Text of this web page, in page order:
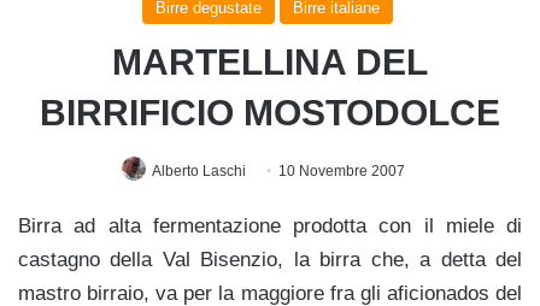
Birre degustate Birre italiane
MARTELLINA DEL
BIRRIFICIO MOSTODOLCE
Alberto Laschi 10 Novembre 2007
Birra ad alta fermentazione prodotta con il miele di
castagno della Val Bisenzio, la birra che, a detta del
mastro birraio, va per la maggiore fra gli aficionados del